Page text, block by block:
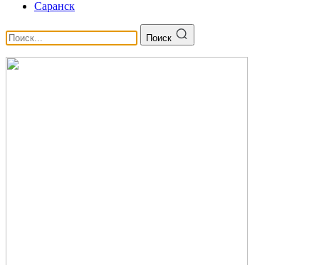
Саранск
Поиск